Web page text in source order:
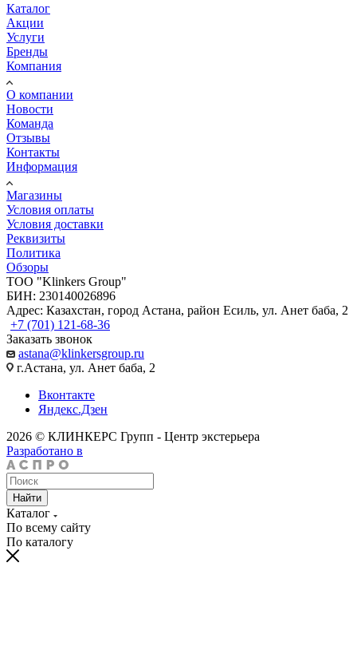
Каталог
Акции
Услуги
Бренды
Компания
О компании
Новости
Команда
Отзывы
Контакты
Информация
Магазины
Условия оплаты
Условия доставки
Реквизиты
Политика
Обзоры
TOO "Klinkers Group"
БИН: 230140026896
Адрес: Казахстан, город Астана, район Есиль, ул. Анет баба, 2
+7 (701) 121-68-36
Заказать звонок
astana@klinkersgroup.ru
г.Астана, ул. Анет баба, 2
Вконтакте
Яндекс.Дзен
2026 © КЛИНКЕРС Групп - Центр экстерьера
Разработано в
Найти
Каталог
По всему сайту
По каталогу